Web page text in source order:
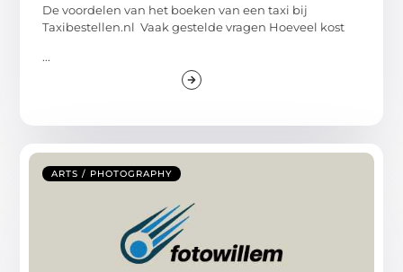
De voordelen van het boeken van een taxi bij
Taxibestellen.nl Vaak gestelde vragen Hoeveel kost
...
ARTS / PHOTOGRAPHY